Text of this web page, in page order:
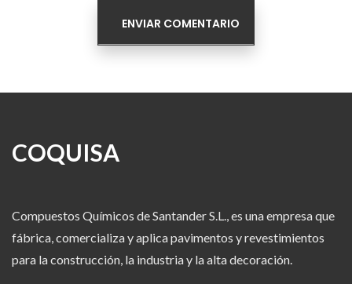
COQUISA
Compuestos Químicos de Santander S.L., es una empresa que
fábrica, comercializa y aplica pavimentos y revestimientos
para la construcción, la industria y la alta decoración.